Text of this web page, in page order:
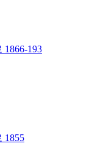
193
1855